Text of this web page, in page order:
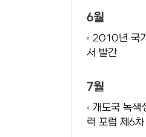
6월
2010년 국
서 발간
7월
개도국 녹색
력 포럼 제6